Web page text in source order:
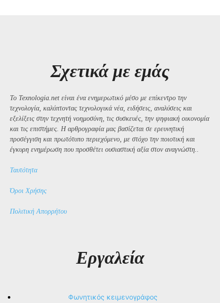
Σχετικά με εμάς
Το Texnologia.net είναι ένα ενημερωτικό μέσο με επίκεντρο την
τεχνολογία, καλύπτοντας τεχνολογικά νέα, ειδήσεις, αναλύσεις και
εξελίξεις στην τεχνητή νοημοσύνη, τις συσκευές, την ψηφιακή οικονομία
και τις επιστήμες. Η αρθρογραφία μας βασίζεται σε ερευνητική
προσέγγιση και πρωτότυπο περιεχόμενο, με στόχο την ποιοτική και
έγκυρη ενημέρωση που προσθέτει ουσιαστική αξία στον αναγνώστη..
Ταυτότητα
Όροι Χρήσης
Πολιτική Απορρήτου
Εργαλεία
Φωνητικός κειμενογράφος